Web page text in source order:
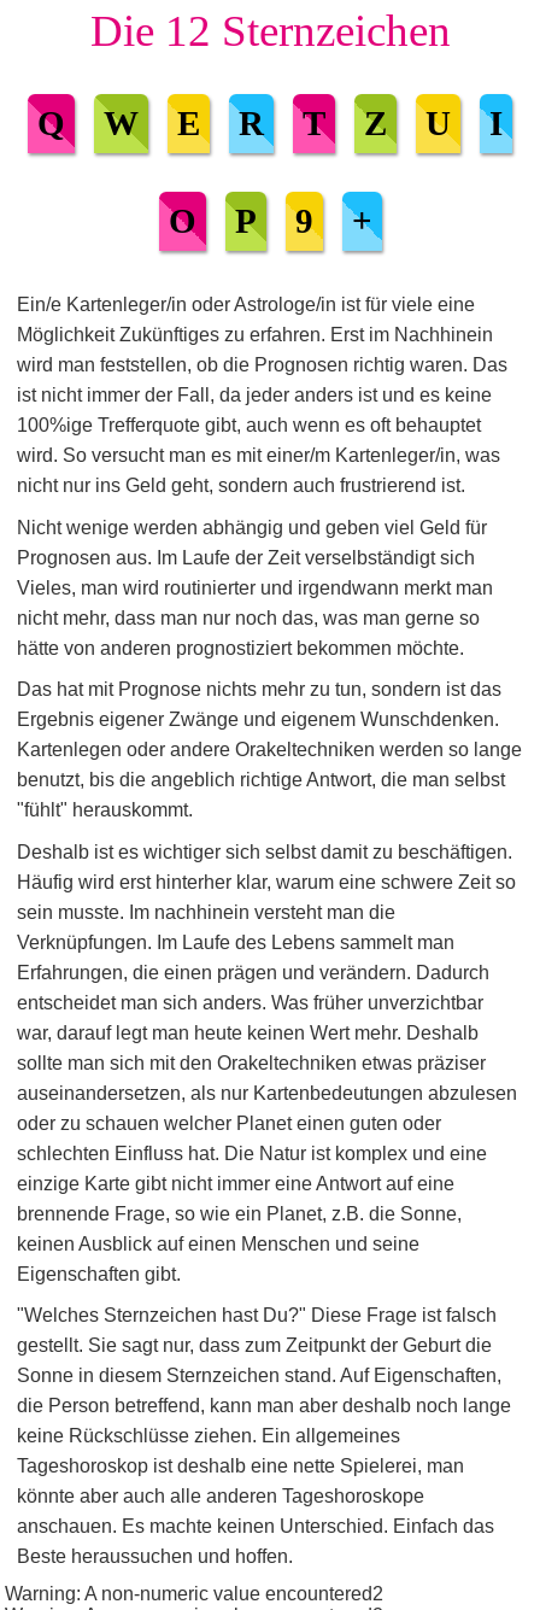
Die 12 Sternzeichen
Q W E R T Z U I
O P 9 +
Ein/e Kartenleger/in oder Astrologe/in ist für viele eine
Möglichkeit Zukünftiges zu erfahren. Erst im Nachhinein
wird man feststellen, ob die Prognosen richtig waren. Das
ist nicht immer der Fall, da jeder anders ist und es keine
100%ige Trefferquote gibt, auch wenn es oft behauptet
wird. So versucht man es mit einer/m Kartenleger/in, was
nicht nur ins Geld geht, sondern auch frustrierend ist.
Nicht wenige werden abhängig und geben viel Geld für
Prognosen aus. Im Laufe der Zeit verselbständigt sich
Vieles, man wird routinierter und irgendwann merkt man
nicht mehr, dass man nur noch das, was man gerne so
hätte von anderen prognostiziert bekommen möchte.
Das hat mit Prognose nichts mehr zu tun, sondern ist das
Ergebnis eigener Zwänge und eigenem Wunschdenken.
Kartenlegen oder andere Orakeltechniken werden so lange
benutzt, bis die angeblich richtige Antwort, die man selbst
"fühlt" herauskommt.
Deshalb ist es wichtiger sich selbst damit zu beschäftigen.
Häufig wird erst hinterher klar, warum eine schwere Zeit so
sein musste. Im nachhinein versteht man die
Verknüpfungen. Im Laufe des Lebens sammelt man
Erfahrungen, die einen prägen und verändern. Dadurch
entscheidet man sich anders. Was früher unverzichtbar
war, darauf legt man heute keinen Wert mehr. Deshalb
sollte man sich mit den Orakeltechniken etwas präziser
auseinandersetzen, als nur Kartenbedeutungen abzulesen
oder zu schauen welcher Planet einen guten oder
schlechten Einfluss hat. Die Natur ist komplex und eine
einzige Karte gibt nicht immer eine Antwort auf eine
brennende Frage, so wie ein Planet, z.B. die Sonne,
keinen Ausblick auf einen Menschen und seine
Eigenschaften gibt.
"Welches Sternzeichen hast Du?" Diese Frage ist falsch
gestellt. Sie sagt nur, dass zum Zeitpunkt der Geburt die
Sonne in diesem Sternzeichen stand. Auf Eigenschaften,
die Person betreffend, kann man aber deshalb noch lange
keine Rückschlüsse ziehen. Ein allgemeines
Tageshoroskop ist deshalb eine nette Spielerei, man
könnte aber auch alle anderen Tageshoroskope
anschauen. Es machte keinen Unterschied. Einfach das
Beste heraussuchen und hoffen.
Warning: A non-numeric value encountered2